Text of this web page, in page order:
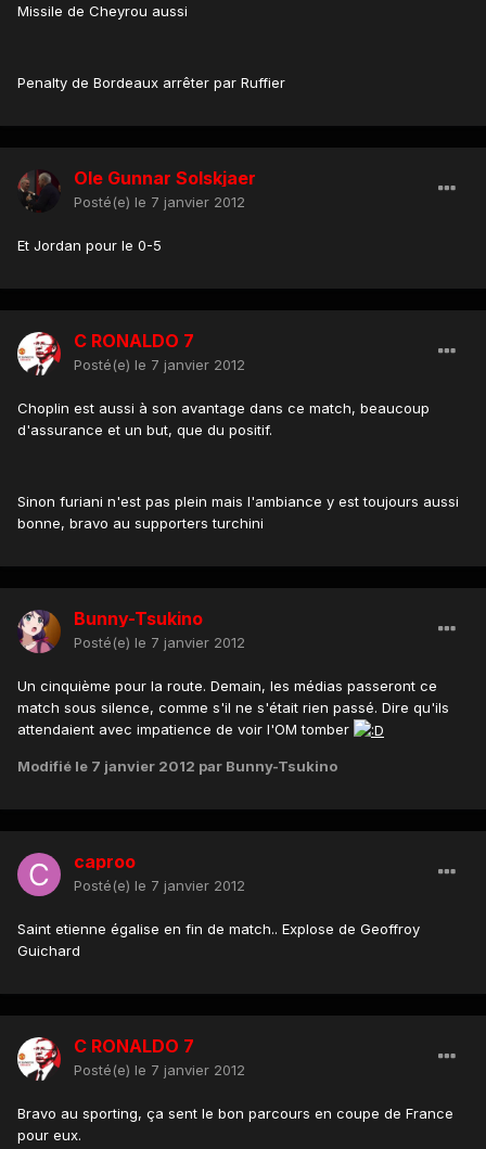
Missile de Cheyrou aussi
Penalty de Bordeaux arrêter par Ruffier
Ole Gunnar Solskjaer
Posté(e) le 7 janvier 2012
Et Jordan pour le 0-5
C RONALDO 7
Posté(e) le 7 janvier 2012
Choplin est aussi à son avantage dans ce match, beaucoup
d'assurance et un but, que du positif.
Sinon furiani n'est pas plein mais l'ambiance y est toujours aussi
bonne, bravo au supporters turchini
Bunny-Tsukino
Posté(e) le 7 janvier 2012
Un cinquième pour la route. Demain, les médias passeront ce
match sous silence, comme s'il ne s'était rien passé. Dire qu'ils
attendaient avec impatience de voir l'OM tomber
Modifié le 7 janvier 2012 par Bunny-Tsukino
caproo
Posté(e) le 7 janvier 2012
Saint etienne égalise en fin de match.. Explose de Geoffroy
Guichard
C RONALDO 7
Posté(e) le 7 janvier 2012
Bravo au sporting, ça sent le bon parcours en coupe de France
pour eux.